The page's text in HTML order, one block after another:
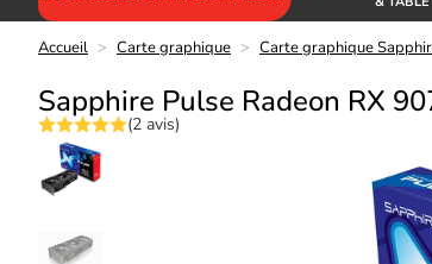
Accueil > Carte graphique > Carte graphique
Sapphire Pulse Radeon RX
(2 avis)